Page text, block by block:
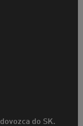
do SK.